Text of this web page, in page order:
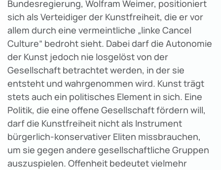
Bundesregierung, Wolfram Weimer, positioniert
sich als Verteidiger der Kunstfreiheit, die er vor
allem durch eine vermeintliche „linke Cancel
Culture“ bedroht sieht. Dabei darf die Autonomie
der Kunst jedoch nie losgelöst von der
Gesellschaft betrachtet werden, in der sie
entsteht und wahrgenommen wird. Kunst trägt
stets auch ein politisches Element in sich. Eine
Politik, die eine offene Gesellschaft fördern will,
darf die Kunstfreiheit nicht als Instrument
bürgerlich-konservativer Eliten missbrauchen,
um sie gegen andere gesellschaftliche Gruppen
auszuspielen. Offenheit bedeutet vielmehr